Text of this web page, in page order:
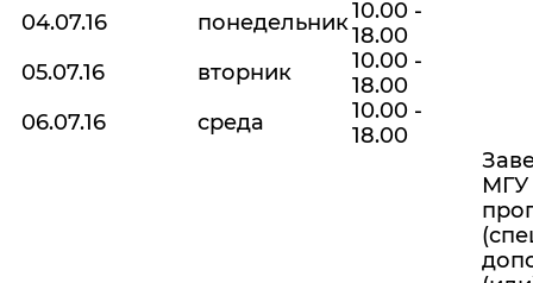
04.07.16
понедельник10.00 -
18.00
05.07.16
вторник
10.00 -
18.00
06.07.16
среда
10.00 -
18.00
МГУ